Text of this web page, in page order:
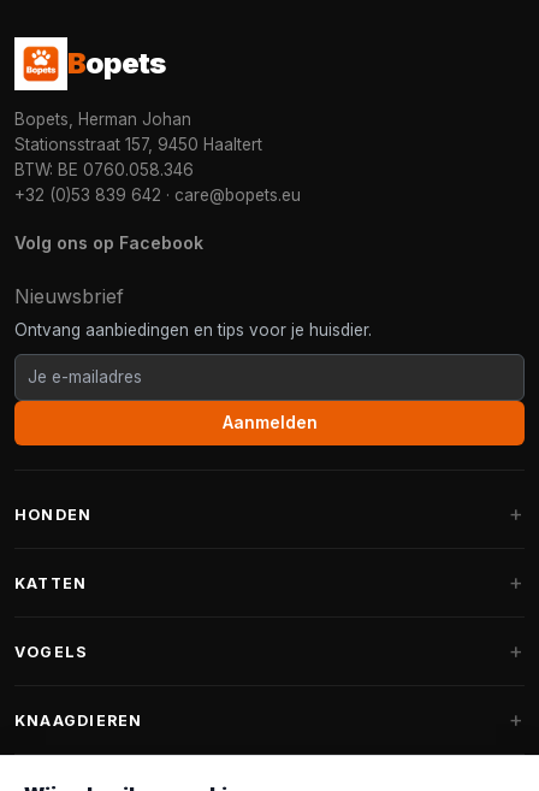
Bopets
Bopets, Herman Johan
Stationsstraat 157, 9450 Haaltert
BTW: BE 0760.058.346
+32 (0)53 839 642 · care@bopets.eu
Volg ons op Facebook
Nieuwsbrief
Ontvang aanbiedingen en tips voor je huisdier.
Aanmelden
HONDEN
Fantail hondenmanden
KATTEN
Krabpalen voor Maine Coon
VOGELS
Vogelvoer binnenvogels
KNAAGDIEREN